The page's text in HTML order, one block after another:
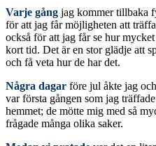
Varje gång jag kommer tillbaka
för att jag får möjligheten att
också för att jag får se hur
kort tid. Det är en stor glädje att
och få veta hur de har det.
Några dagar före jul åkte jag
var första gången som jag
hemmet; de mötte mig med så
frågade många olika saker.